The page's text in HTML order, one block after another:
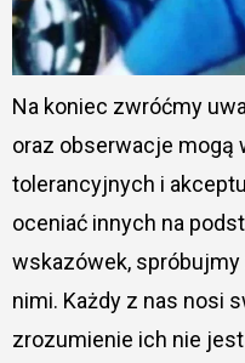
Na koniec zwróćmy
oraz obserwacje mogą
tolerancyjnych i
oceniać innych na
wskazówek,
nimi. Każdy z nas nosi
zrozumienie ich nie